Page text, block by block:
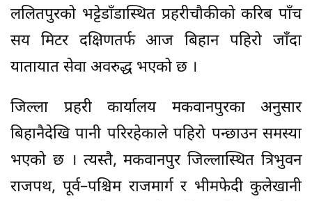
ललितपुरको भट्टेडाँडास्थित प्रहरीचौकीको करिब पाँच
सय मिटर दक्षिणतर्फ आज बिहान पहिरो जाँदा
यातायात सेवा अवरुद्ध भएको छ ।
जिल्ला प्रहरी कार्यालय मकवानपुरका अनुसार
बिहानैदेखि पानी परिरहेकाले पहिरो पन्छाउन समस्या
भएको छ । त्यस्तै, मकवानपुर जिल्लास्थित त्रिभुवन
राजपथ, पूर्व–पश्चिम राजमार्ग र भीमफेदी कुलेखानी